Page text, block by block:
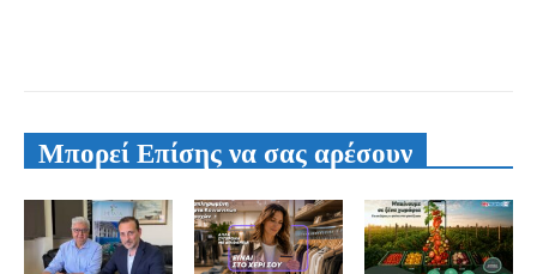
Μπορεί Επίσης να σας αρέσουν